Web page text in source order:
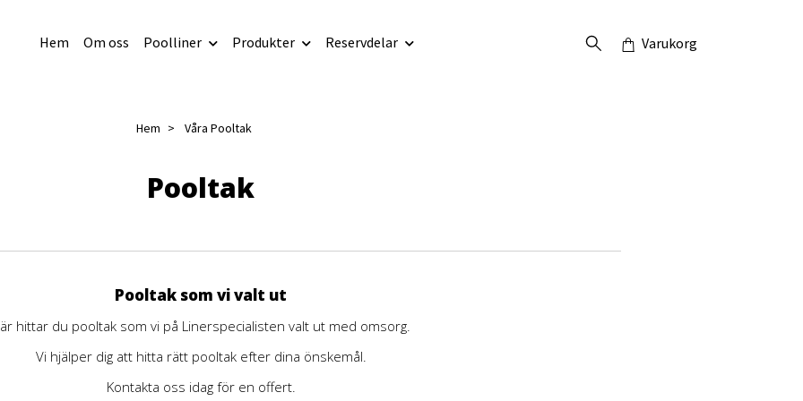
Hem Om oss Poolliner Produkter Reservdelar Varukorg
Hem Våra Pooltak
Pooltak
Pooltak som vi valt ut
hittar du pooltak som vi på Linerspecialisten valt ut med omsorg.
Vi hjälper dig att hitta rätt pooltak efter dina önskemål.
Kontakta oss idag för en offert.